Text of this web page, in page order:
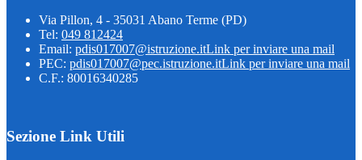
Via Pillon, 4 - 35031 Abano Terme (PD)
Tel: 049 812424
Email: pdis017007@istruzione.itLink per inviare una mail
PEC: pdis017007@pec.istruzione.itLink per inviare una mail
C.F.: 80016340285
Sezione Link Utili